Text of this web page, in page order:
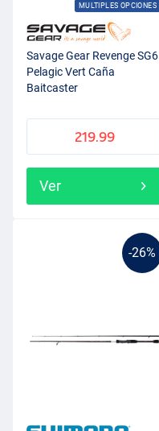
MULTIPLES OPCIONES
Savage Gear Revenge SG6
Pelagic Vert Caña
Baitcaster
219.99
Ver
-26%